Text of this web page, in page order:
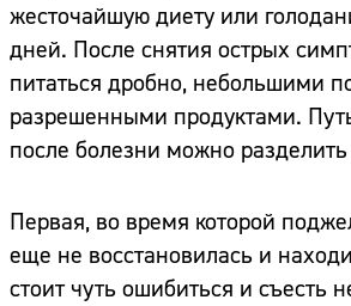
жесточайшую диету или
дней. После снятия острых
питаться дробно, небольшими
разрешенными продуктами.
после болезни можно
Первая, во время которой
еще не восстановилась и
стоит чуть ошибиться и съесть